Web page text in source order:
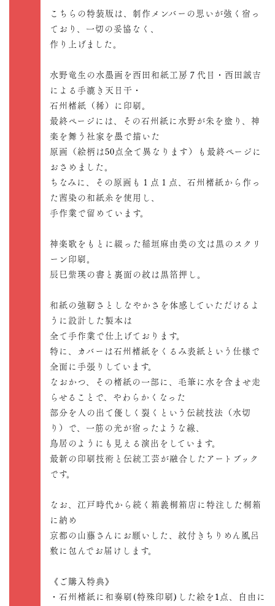
こちらの特装版は、制作メンバーの思いが強く宿っ
ており、一切の妥協なく、
作り上げました。
水野竜生の水墨画を西田和紙工房７代目・西田誠吉
による手漉き天日干・
石州楮紙（稀）に印刷。
最終ページには、その石州紙に水野が朱を塗り、神
楽を舞う社家を墨で描いた
原画（絵柄は50点全て異なります）も最終ページに
おさめました。
ちなみに、その原画も１点１点、石州楮紙から作っ
た茜染の和紙糸を使用し、
手作業で留めています。
神楽歌をもとに綴った稲垣麻由美の文は黒のスクリ
ーン印刷。
辰巳紫瑛の書と裏面の紋は黒箔押し。
和紙の強靭さとしなやかさを体感していただけるよ
うに設計した製本は
全て手作業で仕上げております。
特に、カバーは石州楮紙をくるみ表紙という仕様で
全面に手張りしています。
なおかつ、その楮紙の一部に、毛筆に水を含ませ走
らせることで、やわらかくなった
部分を人の出て優しく裂くという伝統技法（水切
り）で、一筋の光が宿ったような線、
鳥居のようにも見える演出をしています。
最新の印刷技術と伝統工芸が融合したアートブック
です。
なお、江戸時代から続く箱義桐箱店に特注した桐箱
に納め
京都の山藤さんにお願いした、紋付きちりめん風呂
敷に包んでお届けします。
《ご購入特典》
・石州楮紙に和奏刷(特殊印刷)した絵を1点、自由に